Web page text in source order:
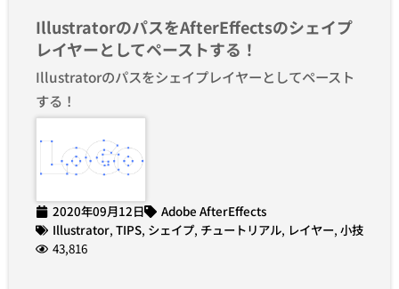
IllustratorのパスをAfterEffectsのシェイプ
レイヤーとしてペーストする！
Illustratorのパスをシェイプレイヤーとしてペースト
する！
2020年09月12日
Adobe AfterEffects
Illustrator, TIPS, シェイプ, チュートリアル, レイヤー, 小技
43,816